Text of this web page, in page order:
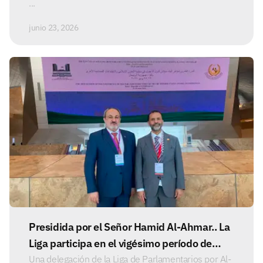
...
junio 23, 2026
Presidida por el Señor Hamid Al-Ahmar.. La
Liga participa en el vigésimo período de
sesiones de la Unión Parlamentaria de los
Una delegación de la Liga de Parlamentarios por Al-